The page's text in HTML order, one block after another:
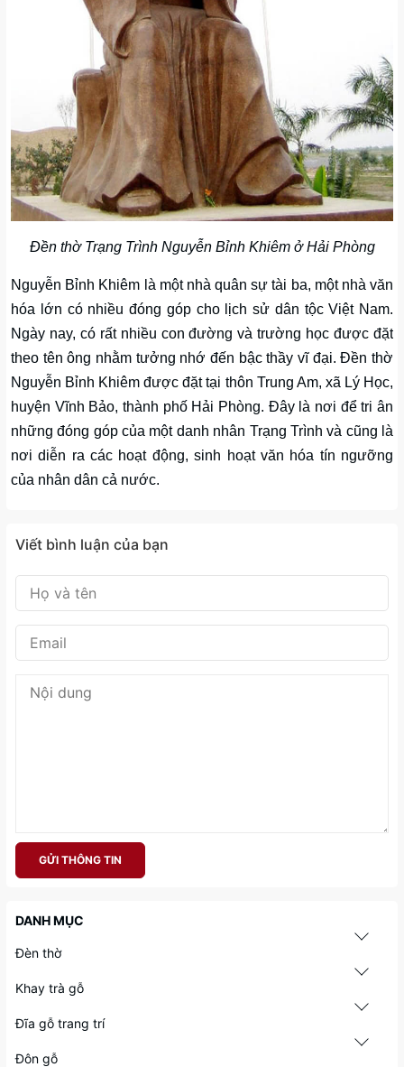
Đền thờ Trạng Trình Nguyễn Bỉnh Khiêm ở Hải Phòng
Nguyễn Bỉnh Khiêm là một nhà quân sự tài ba, một nhà văn
hóa lớn có nhiều đóng góp cho lịch sử dân tộc Việt Nam.
Ngày nay, có rất nhiều con đường và trường học được đặt
theo tên ông nhằm tưởng nhớ đến bậc thầy vĩ đại. Đền thờ
Nguyễn Bỉnh Khiêm được đặt tại thôn Trung Am, xã Lý Học,
huyện Vĩnh Bảo, thành phố Hải Phòng. Đây là nơi để tri ân
những đóng góp của một danh nhân Trạng Trình và cũng là
nơi diễn ra các hoạt động, sinh hoạt văn hóa tín ngưỡng
của nhân dân cả nước.
Viết bình luận của bạn
GỬI THÔNG TIN
DANH MỤC
Đèn thờ
Khay trà gỗ
Đĩa gỗ trang trí
Đôn gỗ